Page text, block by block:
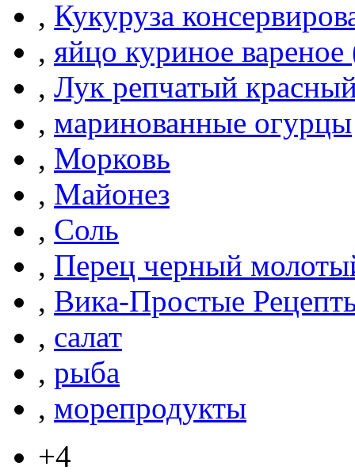
, Кукуруза
, яйцо куриное
, Лук репчатый
, маринованные огурцы
, Морковь
, Майонез
, Соль
, Перец черный
, Вика-Простые
, салат
, рыба
, морепродукты
+4